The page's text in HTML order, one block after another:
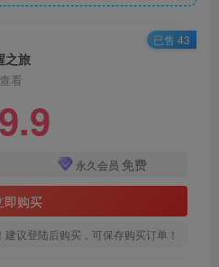
之旅
看
9.9
永久会员 免费
即购买
建议登陆后购买，可保存购买订单！
已售 43